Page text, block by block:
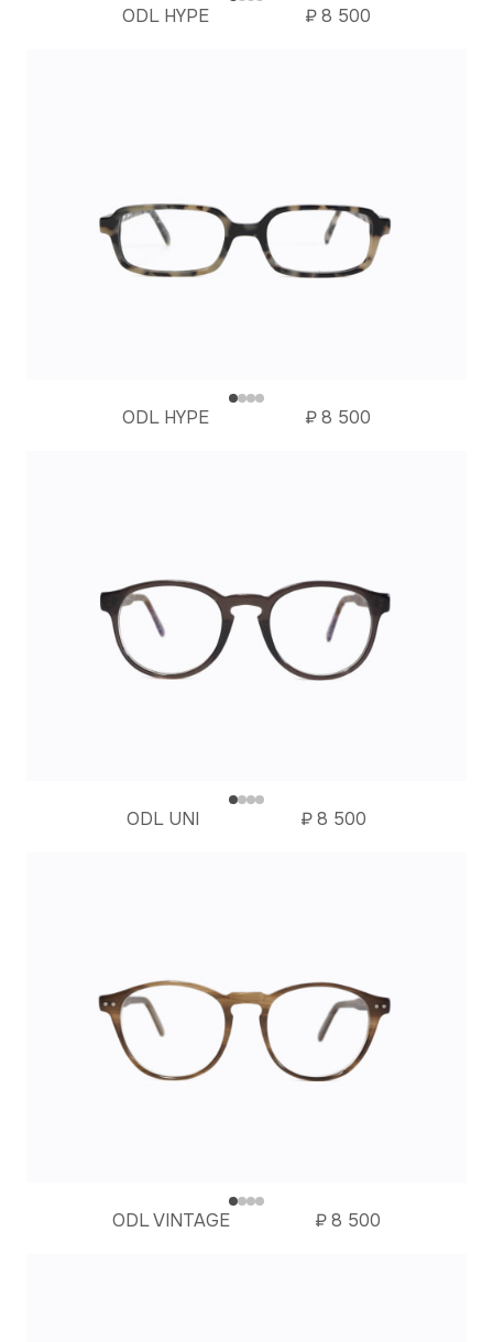
ODL HYPE ₽8 500
ODL HYPE ₽8 500
ODL UNI ₽8 500
ODL VINTAGE ₽8 500